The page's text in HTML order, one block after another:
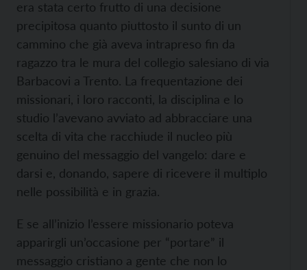
era stata certo frutto di una decisione
precipitosa quanto piuttosto il sunto di un
cammino che già aveva intrapreso fin da
ragazzo tra le mura del collegio salesiano di via
Barbacovi a Trento. La frequentazione dei
missionari, i loro racconti, la disciplina e lo
studio l’avevano avviato ad abbracciare una
scelta di vita che racchiude il nucleo più
genuino del messaggio del vangelo: dare e
darsi e, donando, sapere di ricevere il multiplo
nelle possibilità e in grazia.
E se all’inizio l’essere missionario poteva
apparirgli un’occasione per “portare” il
messaggio cristiano a gente che non lo